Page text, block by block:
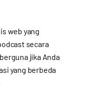
web yang
secara
jika Anda
yang berbeda